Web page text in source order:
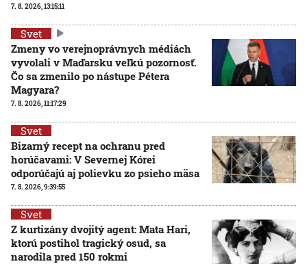
7. 8. 2026, 13:15:11
Svet
Zmeny vo verejnoprávnych médiách
vyvolali v Maďarsku veľkú pozornosť.
Čo sa zmenilo po nástupe Pétera
Magyara?
7. 8. 2026, 11:17:29
Svet
Bizarný recept na ochranu pred
horúčavami: V Severnej Kórei
odporúčajú aj polievku zo psieho mäsa
7. 8. 2026, 9:39:55
Svet
Z kurtizány dvojitý agent: Mata Hari,
ktorú postihol tragický osud, sa
narodila pred 150 rokmi